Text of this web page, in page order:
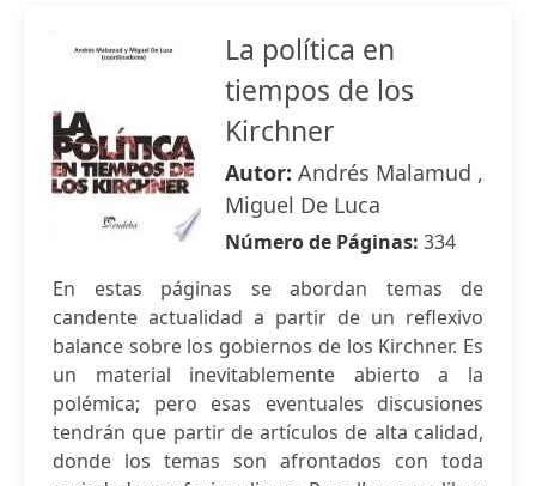
La política en
tiempos de los
Kirchner
Autor: Andrés Malamud ,
Miguel De Luca
Número de Páginas: 334
En estas páginas se abordan temas de
candente actualidad a partir de un reflexivo
balance sobre los gobiernos de los Kirchner. Es
un material inevitablemente abierto a la
polémica; pero esas eventuales discusiones
tendrán que partir de artículos de alta calidad,
donde los temas son afrontados con toda